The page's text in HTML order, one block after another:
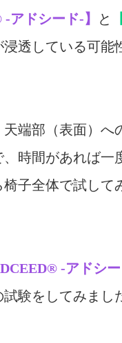
-アドシード-】
と
透している可能
端部（表面）へ
、時間があれば一
子全体で試して
-アドシー
験をしてみまし